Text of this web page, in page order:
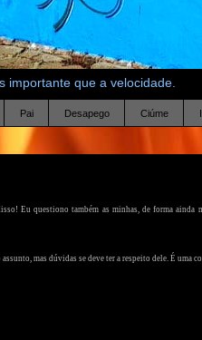
importante que a velocidade.
Pai Desapego Ciúme
Eu questiono também as minhas, de forma ainda
mas dúvidas se deve ter a respeito dele. É uma